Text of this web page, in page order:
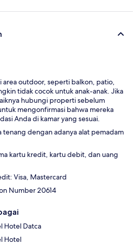
area outdoor, seperti balkon, patio,
tidak cocok untuk anak-anak. Jika
hubungi properti sebelum
mengonfirmasi bahwa mereka
Anda di kamar yang sesuai.
tenang dengan adanya alat pemadam
kartu kredit, kartu debit, dan uang
Visa, Mastercard
Number 20614
Hotel Datca
Hotel